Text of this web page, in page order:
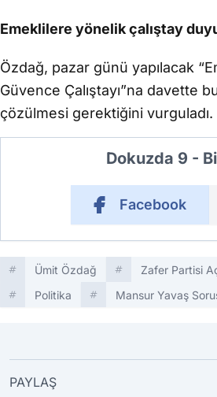
Emeklilere yönelik çalıştay
Özdağ, pazar günü yapılacak
Güvence Çalıştayı”na davette
çözülmesi gerektiğini vurguladı.
Dokuzda 9 -
Facebook
Ümit Özdağ Zafer Partisi
Politika
Mansur Yavaş
PAYLAŞ